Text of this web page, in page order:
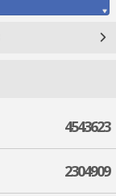
4543623
2304909